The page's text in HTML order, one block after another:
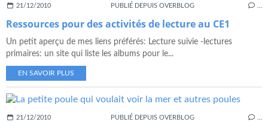
21/12/2010 PUBLIÉ DEPUIS OVERBLOG
Ressources pour des activités de lecture au CE1
Un petit aperçu de mes liens préférés: Lecture suivie -lectures
primaires: un site qui liste les albums pour le...
EN SAVOIR PLUS
21/12/2010 PUBLIÉ DEPUIS OVERBLOG